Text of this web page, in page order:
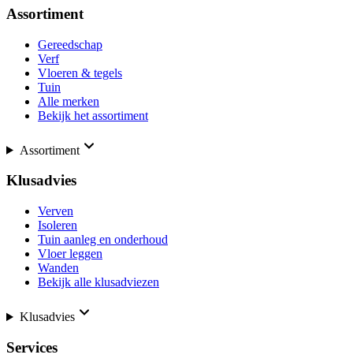
Assortiment
Gereedschap
Verf
Vloeren & tegels
Tuin
Alle merken
Bekijk het assortiment
Assortiment
Klusadvies
Verven
Isoleren
Tuin aanleg en onderhoud
Vloer leggen
Wanden
Bekijk alle klusadviezen
Klusadvies
Services